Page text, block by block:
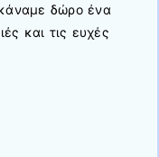
δώρο ένα
και τις ευχές